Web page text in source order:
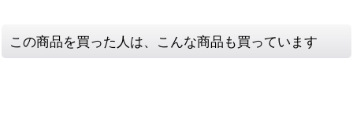
この商品を買った人は、こんな商品も買っています